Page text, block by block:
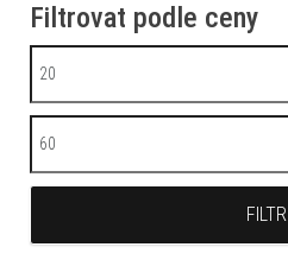
Filtrovat podle ceny
Minimální cena
Maximální cena
FILTR